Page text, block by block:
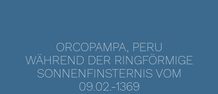
ORCOPAMPA, PERU
WÄHREND DER RINGFÖRMIGE
SONNENFINSTERNIS VOM
09.02.-1369